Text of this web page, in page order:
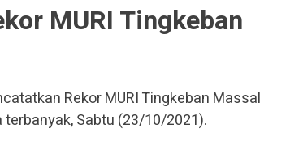
MURI Tingkeban
Rekor MURI Tingkeban Massal
Sabtu (23/10/2021).